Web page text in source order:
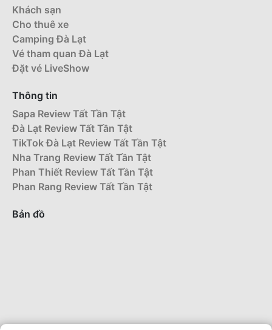
Khách sạn
Cho thuê xe
Camping Đà Lạt
Vé tham quan Đà Lạt
Đặt vé LiveShow
Thông tin
Sapa Review Tất Tần Tật
Đà Lạt Review Tất Tần Tật
TikTok Đà Lạt Review Tất Tần Tật
Nha Trang Review Tất Tần Tật
Phan Thiết Review Tất Tần Tật
Phan Rang Review Tất Tần Tật
Bản đồ